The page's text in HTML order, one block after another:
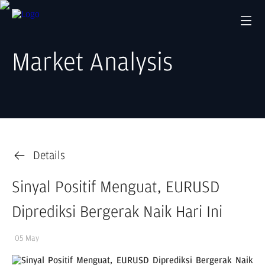
Market Analysis
Details
Sinyal Positif Menguat, EURUSD
Diprediksi Bergerak Naik Hari Ini
05 May